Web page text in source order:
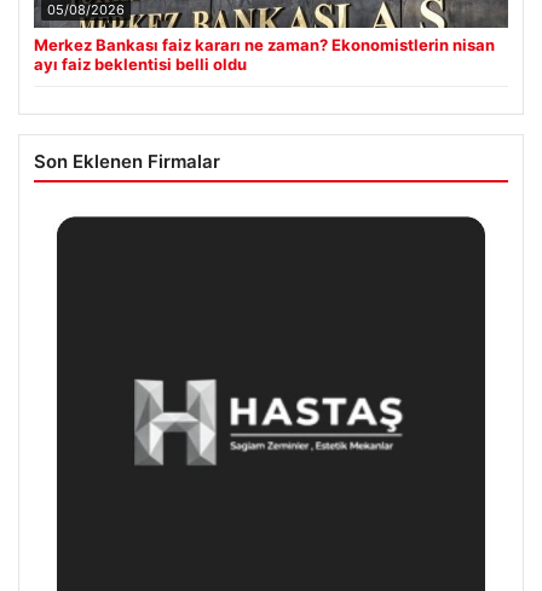
05/08/2026
Merkez Bankası faiz kararı ne zaman? Ekonomistlerin nisan
ayı faiz beklentisi belli oldu
Son Eklenen Firmalar